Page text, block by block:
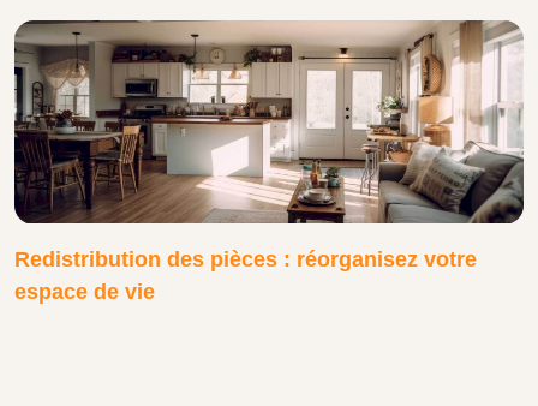
Redistribution des pièces : réorganisez votre
espace de vie